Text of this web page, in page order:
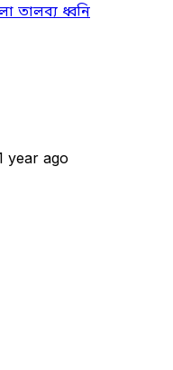
তালব্য ধ্বনি
year ago